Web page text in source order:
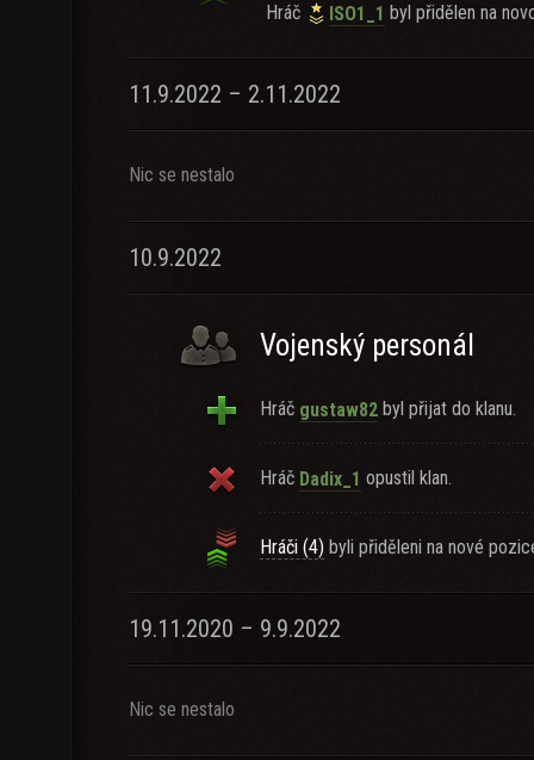
Hráč ISO1_1 byl přidělen na
11.9.2022 – 2.11.2022
Nic se nestalo
10.9.2022
Vojenský personál
Hráč gustaw82 byl přijat do klanu.
Hráč Dadix_1 opustil klan.
Hráči (4) byli přiděleni na nové
19.11.2020 – 9.9.2022
Nic se nestalo